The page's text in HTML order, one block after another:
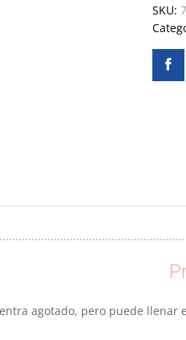
SKU:
agotado, pero puede